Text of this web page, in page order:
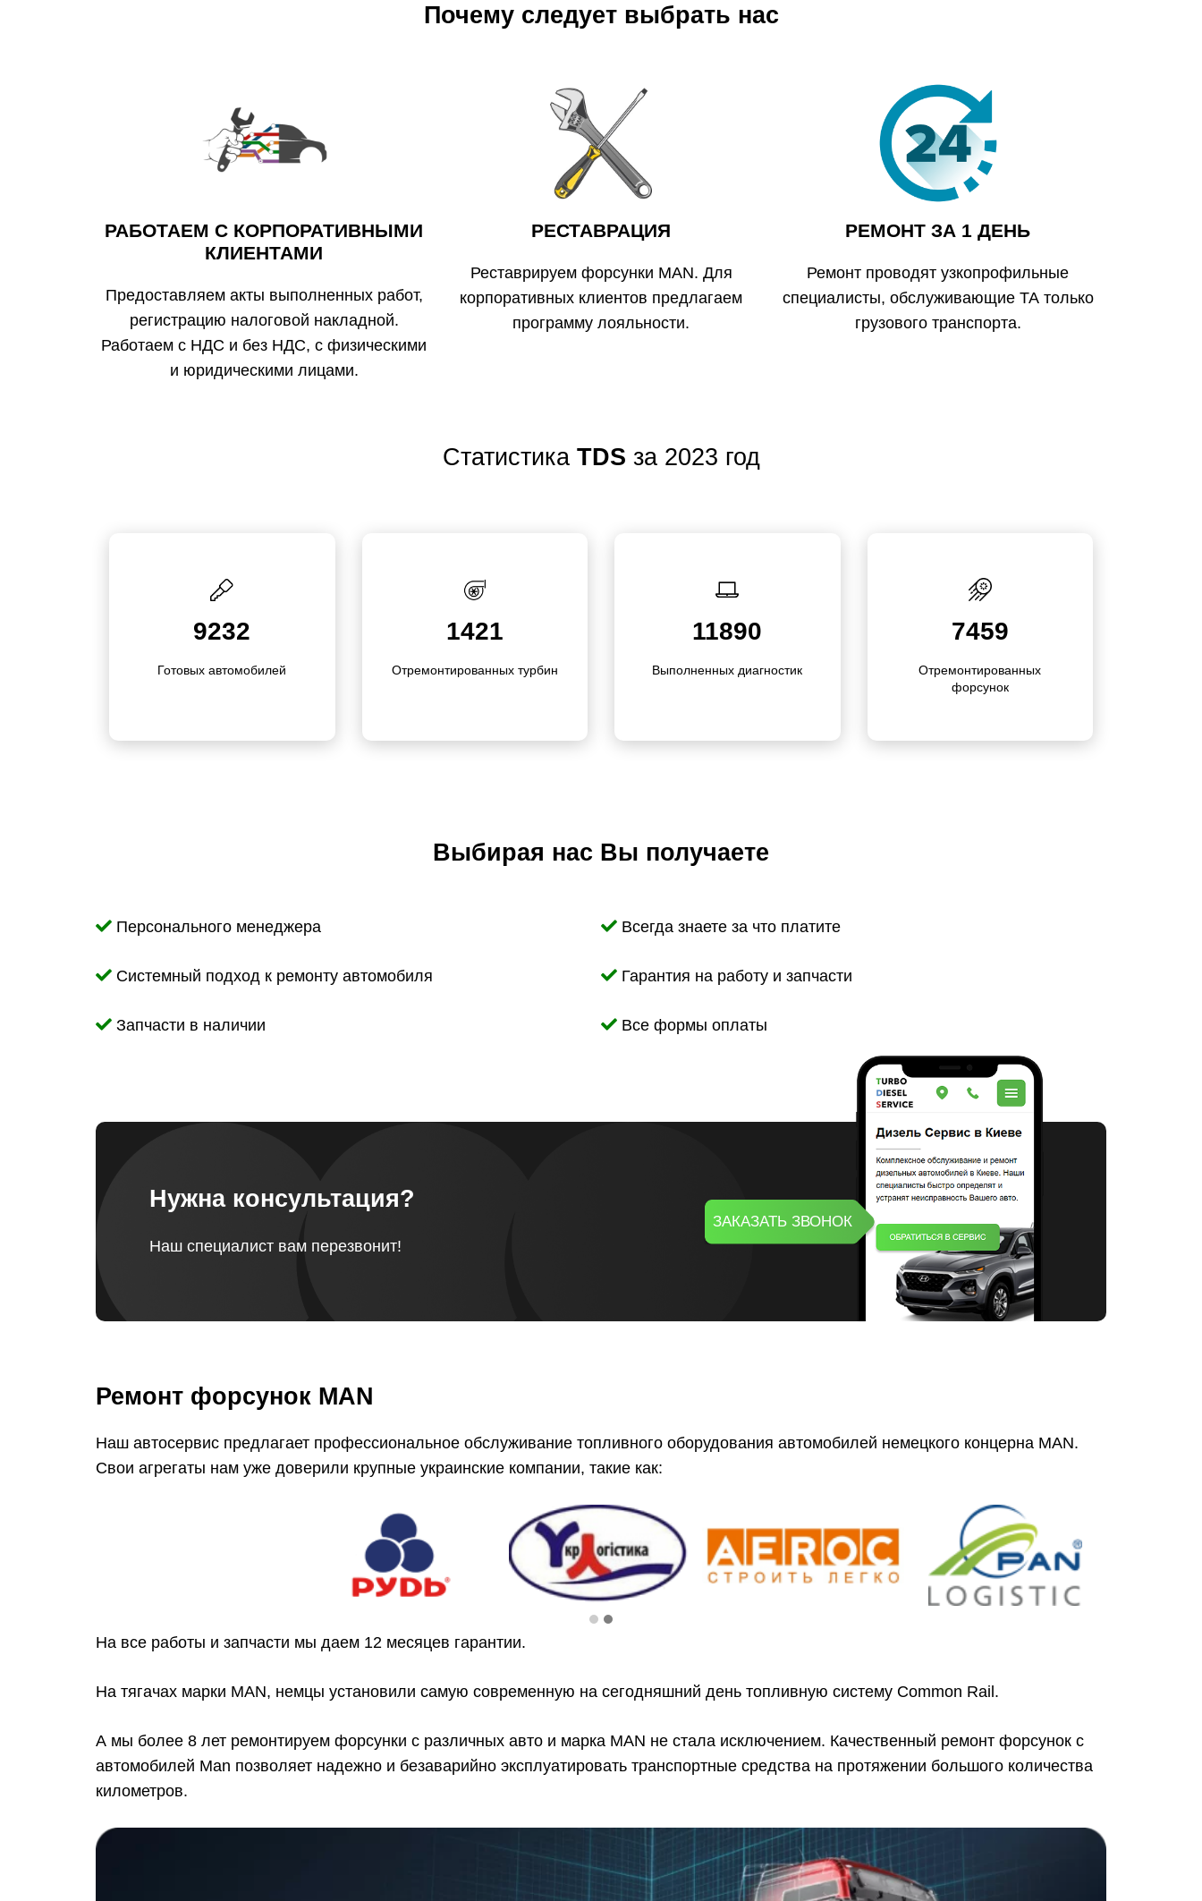
Почему следует выбрать нас
РАБОТАЕМ С КОРПОРАТИВНЫМИ
КЛИЕНТАМИ
Предоставляем акты выполненных работ,
регистрацию налоговой накладной.
Работаем с НДС и без НДС, с физическими
и юридическими лицами.
РЕСТАВРАЦИЯ
Реставрируем форсунки MAN. Для
корпоративных клиентов предлагаем
программу лояльности.
РЕМОНТ ЗА 1 ДЕНЬ
Ремонт проводят узкопрофильные
специалисты, обслуживающие ТА только
грузового транспорта.
Статистика TDS за 2023 год
9232
Готовых автомо­билей
1421
Отремо­нти­рованных турбин
11890
Выполне­нных диагностик
7459
Отремонти­ро­ва­нных
форсунок
Выбирая нас Вы получаете
Персонального менеджера
Системный подход к ремонту автомобиля
Запчасти в наличии
Всегда знаете за что платите
Гарантия на работу и запчасти
Все формы оплаты
Нужна консультация?
Наш специалист вам перезвонит!
ЗАКАЗАТЬ ЗВОНОК
Ремонт форсунок MAN
Наш автосервис предлагает профессиональное обслуживание топливного оборудования автомобилей немецкого концерна MAN.
Свои агрегаты нам уже доверили крупные украинские компании, такие как:
На все работы и запчасти мы даем 12 месяцев гарантии.
На тягачах марки MAN, немцы установили самую современную на сегодняшний день топливную систему Common Rail.
А мы более 8 лет ремонтируем форсунки с различных авто и марка MAN не стала исключением. Качественный ремонт форсунок с
автомобилей Man позволяет надежно и безаварийно эксплуатировать транспортные средства на протяжении большого количества
километров.